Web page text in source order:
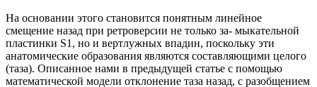
На основании этого становится понятным линейное
смещение назад при ретроверсии не только за- мыкательной
пластинки S1, но и вертлужных впадин, поскольку эти
анатомические образования являются составляющими целого
(таза). Описанное нами в предыдущей статье с помощью
математической модели отклонение таза назад, с разобщением